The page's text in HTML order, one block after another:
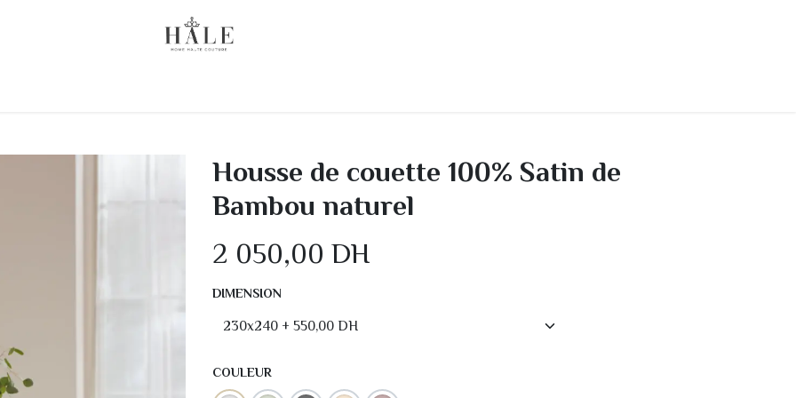
Housse de couette 100% Satin de
Bambou naturel
2 050,00 DH
DIMENSION
COULEUR